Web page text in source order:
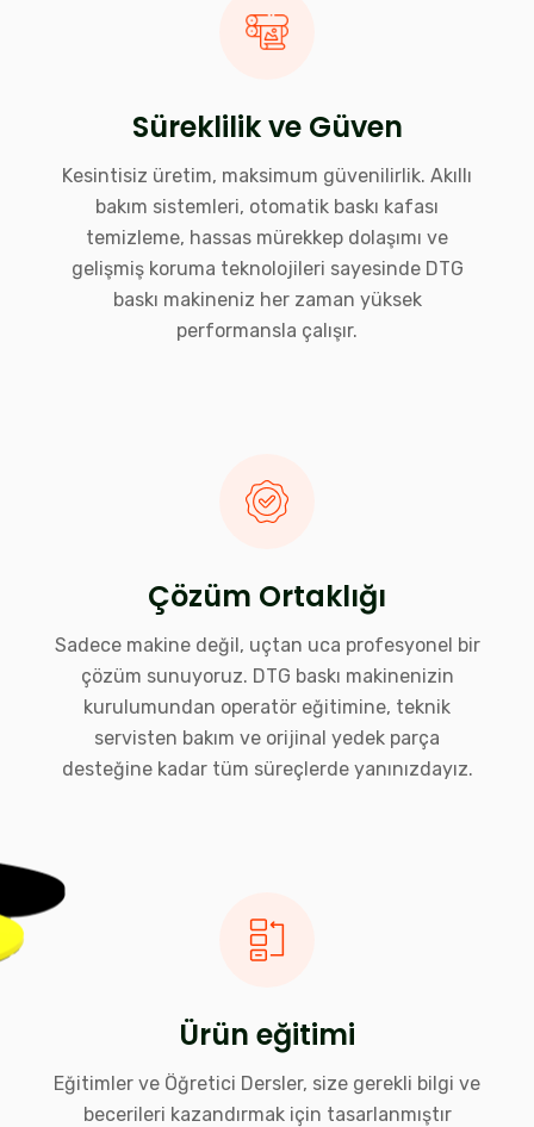
Süreklilik ve Güven
Kesintisiz üretim, maksimum güvenilirlik. Akıllı
bakım sistemleri, otomatik baskı kafası
temizleme, hassas mürekkep dolaşımı ve
gelişmiş koruma teknolojileri sayesinde DTG
baskı makineniz her zaman yüksek
performansla çalışır.
Çözüm Ortaklığı
Sadece makine değil, uçtan uca profesyonel bir
çözüm sunuyoruz. DTG baskı makinenizin
kurulumundan operatör eğitimine, teknik
servisten bakım ve orijinal yedek parça
desteğine kadar tüm süreçlerde yanınızdayız.
Ürün eğitimi
Eğitimler ve Öğretici Dersler, size gerekli bilgi ve
becerileri kazandırmak için tasarlanmıştır